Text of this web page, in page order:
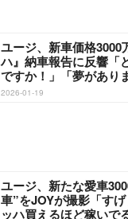
ユージ、新車価格3000
ハ』納車報告に反響「
ですか！」「夢があり
2026-01-19
ユージ、新たな愛車
車”をJOYが撮影「す
ッハ買えるほど稼いで